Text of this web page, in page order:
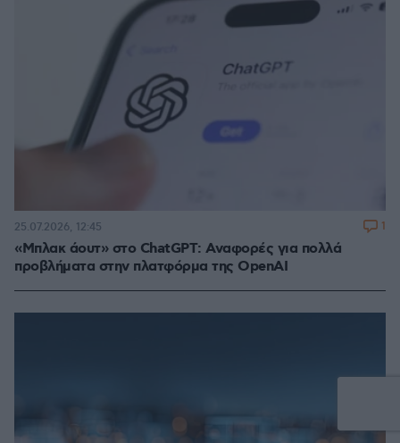
«Μπλακ άουτ» στο ChatGPT: Αναφορές για πολλά
προβλήματα στην πλατφόρμα της OpenAI
25.07.2026, 12:45 1